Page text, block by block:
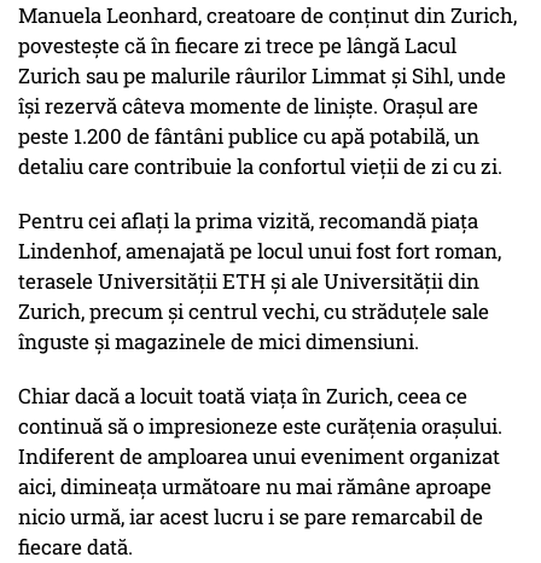
Manuela Leonhard, creatoare de conținut din Zurich,
povestește că în fiecare zi trece pe lângă Lacul
Zurich sau pe malurile râurilor Limmat și Sihl, unde
își rezervă câteva momente de liniște. Orașul are
peste 1.200 de fântâni publice cu apă potabilă, un
detaliu care contribuie la confortul vieții de zi cu zi.
Pentru cei aflați la prima vizită, recomandă piața
Lindenhof, amenajată pe locul unui fost fort roman,
terasele Universității ETH și ale Universității din
Zurich, precum și centrul vechi, cu străduțele sale
înguste și magazinele de mici dimensiuni.
Chiar dacă a locuit toată viața în Zurich, ceea ce
continuă să o impresioneze este curățenia orașului.
Indiferent de amploarea unui eveniment organizat
aici, dimineața următoare nu mai rămâne aproape
nicio urmă, iar acest lucru i se pare remarcabil de
fiecare dată.